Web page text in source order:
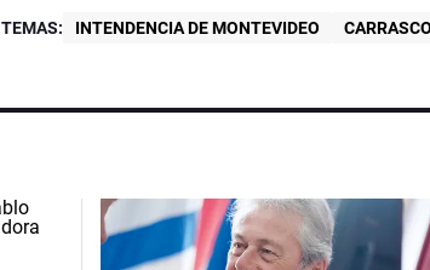
TEMAS: INTENDENCIA DE MONTEVIDEO CARRASCO